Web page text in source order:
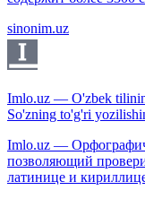
sinonim.uz
Imlo.uz — O'zbek
So'zning to'g'ri
Imlo.uz —
позволяющий
латинице и